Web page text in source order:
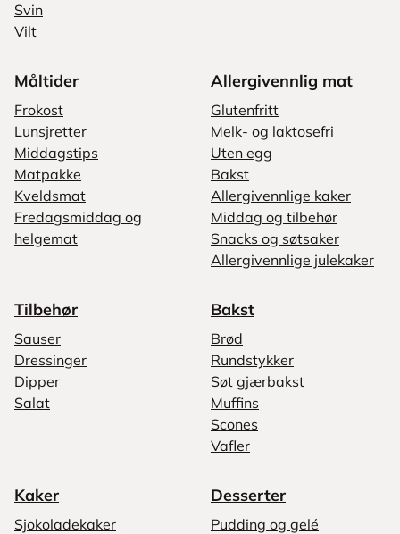
Svin
Vilt
Måltider
Frokost
Lunsjretter
Middagstips
Matpakke
Kveldsmat
Fredagsmiddag og
helgemat
Allergivennlig mat
Glutenfritt
Melk- og laktosefri
Uten egg
Bakst
Allergivennlige kaker
Middag og tilbehør
Snacks og søtsaker
Allergivennlige julekaker
Tilbehør
Sauser
Dressinger
Dipper
Salat
Bakst
Brød
Rundstykker
Søt gjærbakst
Muffins
Scones
Vafler
Kaker
Sjokoladekaker
Desserter
Pudding og gelé